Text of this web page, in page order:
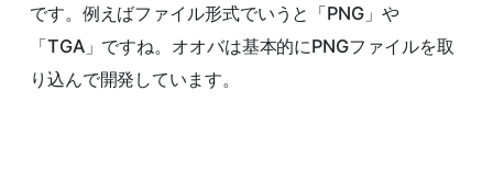
です。例えばファイル形式でいうと「PNG」や
「TGA」ですね。オオバは基本的にPNGファイルを取
り込んで開発しています。